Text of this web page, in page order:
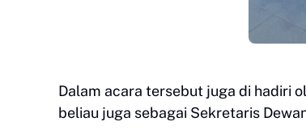
Dalam acara tersebut juga di hadiri
beliau juga sebagai Sekretaris